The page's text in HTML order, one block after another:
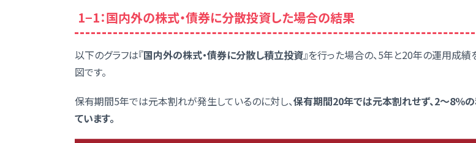
1−1：国内外の株式・債券に分散投資した場合の結果
以下のグラフは『国内外の株式・債券に分散し積立投資』を行った場合の、5年と20年の運用成績
図です。
保有期間5年では元本割れが発生しているのに対し、保有期間20年では元本割れせず、2〜8％
ています。